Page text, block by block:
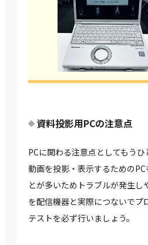
資料投影用PCの注意点
PCに関わる注意点としてもう
動画を投影・表示するための
とが多いためトラブルが発生し
を配信機器と実際につないでプ
テストを必ず行いましょう。